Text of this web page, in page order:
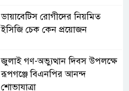
ডায়াবেটিস রোগীদের নিয়মিত
ইসিজি চেক কেন প্রয়োজন
জুলাই গণ-অভ্যুত্থান দিবস উপলক্ষে
রূপগঞ্জে বিএনপির আনন্দ
শোভাযাত্রা